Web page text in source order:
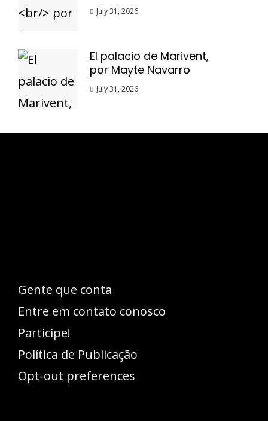
July 31, 2026
El palacio de Marivent,
por Mayte Navarro
July 31, 2026
Gente que conta
Entre em contato conosco
Participe!
Política de Publicação
Opt-out preferences